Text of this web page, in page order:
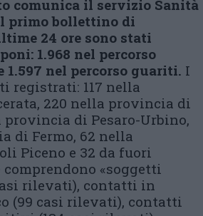
comunica il servizio Sanità
primo bollettino di
24 ore sono stati
1.968 nel percorso
1.597 nel percorso guariti. I
registrati: 117 nella
220 nella provincia di
provincia di Pesaro-Urbino,
di Fermo, 62 nella
Piceno e 32 da fuori
comprendono «soggetti
rilevati), contatti in
(99 casi rilevati), contatti